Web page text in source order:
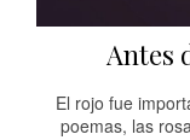
Antes
El rojo fue
poemas, las